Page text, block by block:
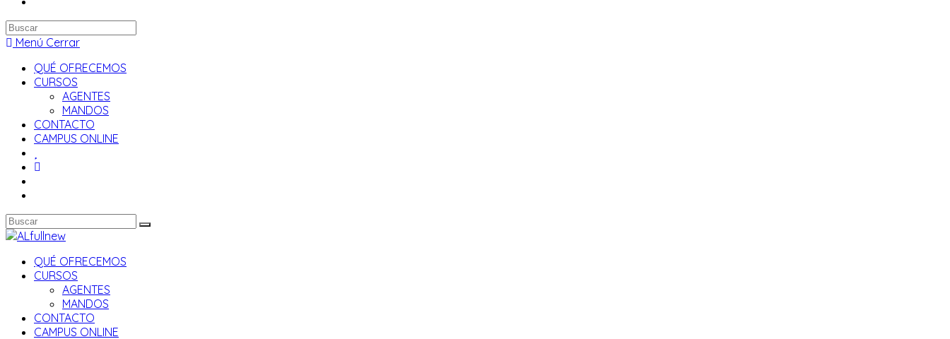
Buscar
en
web
Menú Cerrar
QUÉ OFRECEMOS
CURSOS
AGENTES
MANDOS
CONTACTO
CAMPUS ONLINE
QUÉ OFRECEMOS
CURSOS
AGENTES
MANDOS
CONTACTO
CAMPUS ONLINE